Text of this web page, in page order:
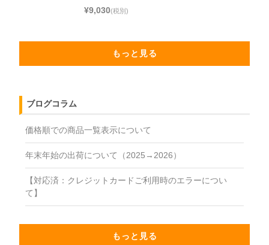
¥9,030(税別)
もっと見る
ブログコラム
価格順での商品一覧表示について
年末年始の出荷について（2025→2026）
【対応済：クレジットカードご利用時のエラーについ
て】
もっと見る